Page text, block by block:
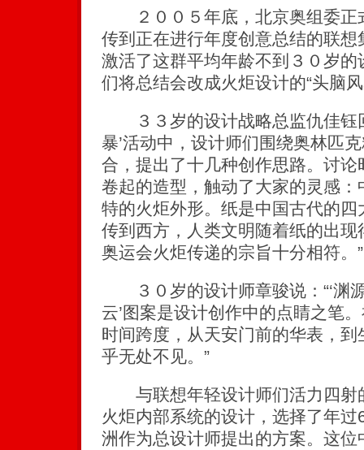
２００５年底，北京奥组委正
传到正在进行年度创意总结的联
激活了这群平均年龄不到３０岁
们将总结会改成火炬设计的“头脑
３３岁的设计战略总监仇佳钰
暴’活动中，设计师们围绕奥林匹
合，提出了十几种创作思路。讨
卷起的造型，触动了大家的灵感
特的火炬外形。纸是中国古代的
传到西方，人类文明随着纸的出
奥运会火炬传递的宗旨十分相符。”
３０岁的设计师章骏说：“‘渊源
云’图案是设计创作中的点睛之笔
时间跨度，从天安门前的华表，
乎无处不见。”
与联想年轻设计师们活力四射
火炬内部系统的设计，选择了年
洲作为总设计师提出的方案。这